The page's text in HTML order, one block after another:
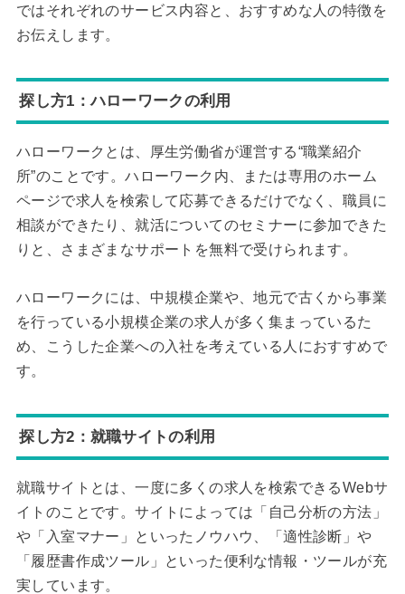
ではそれぞれのサービス内容と、おすすめな人の特徴を
お伝えします。
探し方1：ハローワークの利用
ハローワークとは、厚生労働省が運営する“職業紹介
所”のことです。ハローワーク内、または専用のホーム
ページで求人を検索して応募できるだけでなく、職員に
相談ができたり、就活についてのセミナーに参加できた
りと、さまざまなサポートを無料で受けられます。
ハローワークには、中規模企業や、地元で古くから事業
を行っている小規模企業の求人が多く集まっているた
め、こうした企業への入社を考えている人におすすめで
す。
探し方2：就職サイトの利用
就職サイトとは、一度に多くの求人を検索できるWebサ
イトのことです。サイトによっては「自己分析の方法」
や「入室マナー」といったノウハウ、「適性診断」や
「履歴書作成ツール」といった便利な情報・ツールが充
実しています。